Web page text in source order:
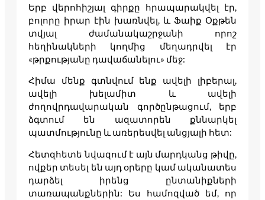
Երբ վերոհիշյալ գիրքը հրապարակվել էր,
բոլորը իրար էին խառնվել, և Ֆաիք Օքթեն
տվյալ ժամանակաշրջանի որոշ
հեղինակների կողմից մեղադրվել էր
«թրքությանը դավաճանելու» մեջ:
Հիմա մենք գտնվում ենք ավելի լիբերալ,
ավելի խելամիտ և ավելի
ժողովրդավարական գործընթացում, երբ
ձգտում են ազատորեն քննարկել
պատմությունը և առերեսվել անցյալի հետ:
Հետզհետե նվազում է այն մարդկանց թիվը,
ովքեր տեսել են այդ օրերը կամ ականատես
դարձել իրենց ընտանիքների
տառապանքներին: Ես համոզված եմ, որ